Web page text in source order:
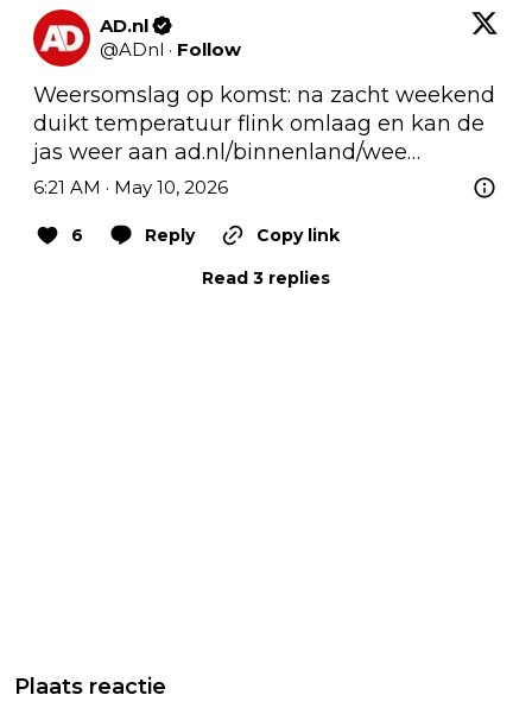
AD.nl
@ADnl · Follow
Weersomslag op komst: na zacht weekend
duikt temperatuur flink omlaag en kan de
jas weer aan ad.nl/binnenland/wee…
6:21 AM · May 10, 2026
6 Reply
Copy link
Read 3 replies
Plaats reactie